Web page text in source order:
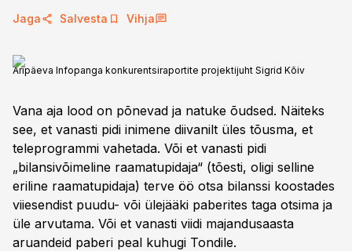
Jaga Salvesta Vihja
Äripäeva Infopanga konkurentsiraportite projektijuht Sigrid Kõiv
Vana aja lood on põnevad ja natuke õudsed. Näiteks
see, et vanasti pidi inimene diivanilt üles tõusma, et
teleprogrammi vahetada. Või et vanasti pidi
„bilansivõimeline raamatupidaja“ (tõesti, oligi selline
eriline raamatupidaja) terve öö otsa bilanssi koostades
viiesendist puudu- või ülejääki paberites taga otsima ja
üle arvutama. Või et vanasti viidi majandusaasta
aruandeid paberi peal kuhugi Tondile.